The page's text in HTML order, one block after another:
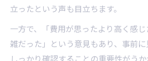
改葬先選びで重視すべき墓
永代供養の費用や手続きに
家族の希望に沿った改葬先
立ったという声も目立ちます。
一方で、「費用が思ったより高く感
雑だった」という意見もあり、事前
しっかり確認することの重要性がう